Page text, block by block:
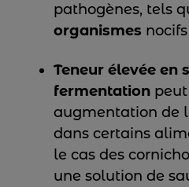
pathogènes, tels
organismes
Teneur élevée en
fermentation
augmentation de
dans certains
le cas des
une solution de